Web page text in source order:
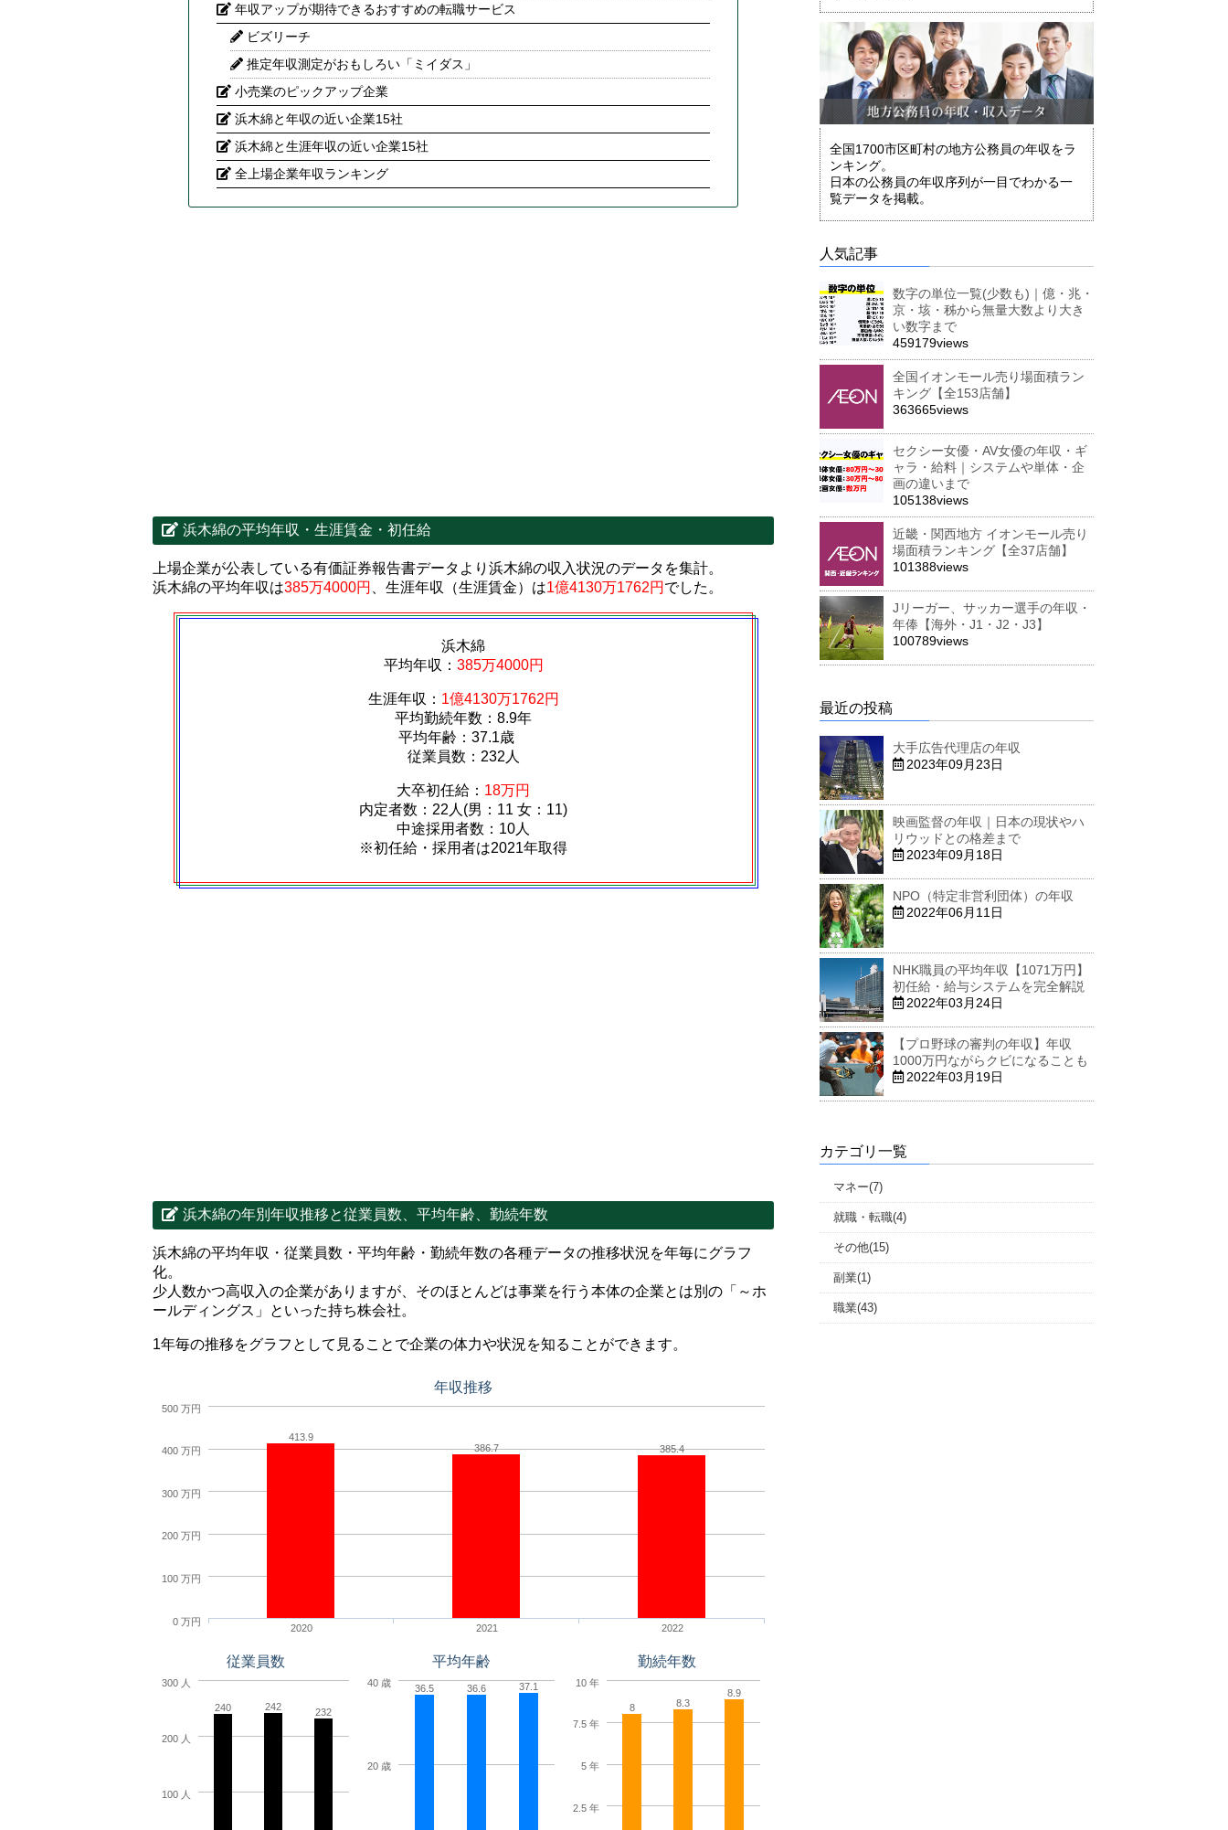
年収アップが期待できるおすすめの転職サービス
ビズリーチ
推定年収測定がおもしろい「ミイダス」
小売業のピックアップ企業
浜木綿と年収の近い企業15社
浜木綿と生涯年収の近い企業15社
全上場企業年収ランキング
浜木綿の平均年収・生涯賃金・初任給
上場企業が公表している有価証券報告書データより浜木綿の収入状況のデータを集計。
浜木綿の平均年収は385万4000円 、生涯年収（生涯賃金）は1億4130万1762円 でした。
浜木綿
平均年収： 385万4000円
生涯年収： 1億4130万1762円
平均勤続年数：8.9年
平均年齢：37.1歳
従業員数：232人
大卒初任給： 18万円
内定者数：22人(男：11 女：11)
中途採用者数：10人
※初任給・採用者は2021年取得
浜木綿の年別年収推移と従業員数、平均年齢、勤続年数
浜木綿の平均年収・従業員数・平均年齢・勤続年数の各種データの推移状況を年毎にグラフ
化。
少人数かつ高収入の企業がありますが、そのほとんどは事業を行う本体の企業とは別の「～ホ
ールディングス」といった持ち株会社。
1年毎の推移をグラフとして見ることで企業の体力や状況を知ることができます。
年収推移
413.9
386.7
385.4
2020 2021 2022
0 万円
100 万円
200 万円
300 万円
400 万円
500 万円
従業員数
240 242 232
100 人
200 人
300 人
平均年齢
36.5 36.6 37.1
20 歳
40 歳
勤続年数
8 8.3
8.9
2.5 年
5 年
7.5 年
10 年
全国1700市区町村の地方公務員の年収をラ
ンキング。
日本の公務員の年収序列が一目でわかる一
覧データを掲載。
人気記事
数字の単位一覧(少数も)｜億・兆・
京・垓・秭から無量大数より大き
い数字まで
459179views
全国イオンモール売り場面積ラン
キング【全153店舗】
363665views
セクシー女優・AV女優の年収・ギ
ャラ・給料｜システムや単体・企
画の違いまで
105138views
近畿・関西地方 イオンモール売り
場面積ランキング【全37店舗】
101388views
Jリーガー、サッカー選手の年収・
年俸【海外・J1・J2・J3】
100789views
最近の投稿
大手広告代理店の年収
2023年09月23日
映画監督の年収｜日本の現状やハ
リウッドとの格差まで
2023年09月18日
NPO（特定非営利団体）の年収
2022年06月11日
NHK職員の平均年収【1071万円】
初任給・給与システムを完全解説
2022年03月24日
【プロ野球の審判の年収】年収
1000万円ながらクビになることも
2022年03月19日
カテゴリ一覧
マネー(7)
就職・転職(4)
その他(15)
副業(1)
職業(43)